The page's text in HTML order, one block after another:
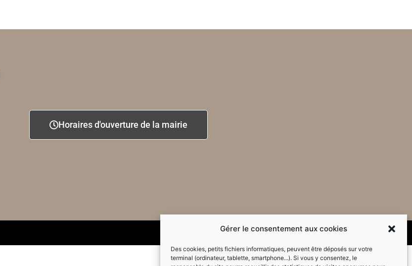
Gérer le consentement aux cookies
Des cookies, petits fichiers informatiques, peuvent être déposés sur votre
terminal (ordinateur, tablette, smartphone...). Si vous y consentez, le
Horaires d'ouverture de la mairie